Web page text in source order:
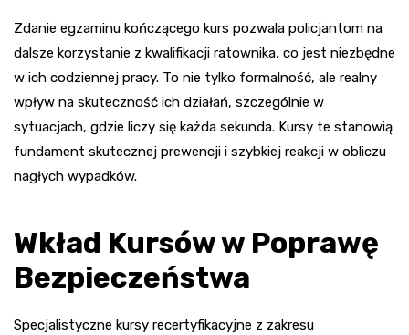
Zdanie egzaminu kończącego kurs pozwala policjantom na
dalsze korzystanie z kwalifikacji ratownika, co jest niezbędne
w ich codziennej pracy. To nie tylko formalność, ale realny
wpływ na skuteczność ich działań, szczególnie w
sytuacjach, gdzie liczy się każda sekunda. Kursy te stanowią
fundament skutecznej prewencji i szybkiej reakcji w obliczu
nagłych wypadków.
Wkład Kursów w Poprawę
Bezpieczeństwa
Specjalistyczne kursy recertyfikacyjne z zakresu